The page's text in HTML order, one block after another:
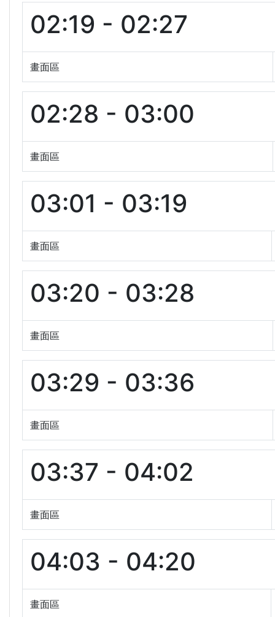
02:19 - 02:27
畫面區
02:28 - 03:00
畫面區
03:01 - 03:19
畫面區
03:20 - 03:28
畫面區
03:29 - 03:36
畫面區
03:37 - 04:02
畫面區
04:03 - 04:20
畫面區